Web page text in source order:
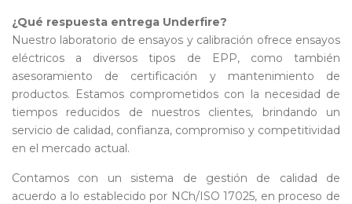
¿Qué respuesta entrega Underfire?
Nuestro laboratorio de ensayos y calibración ofrece ensayos
eléctricos a diversos tipos de EPP, como también
asesoramiento de certificación y mantenimiento de
productos. Estamos comprometidos con la necesidad de
tiempos reducidos de nuestros clientes, brindando un
servicio de calidad, confianza, compromiso y competitividad
en el mercado actual.
Contamos con un sistema de gestión de calidad de
acuerdo a lo establecido por NCh/ISO 17025, en proceso de